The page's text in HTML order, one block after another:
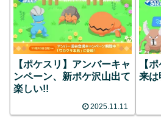
【ポケスリ】アンバーキャ
ンペーン、新ポケ沢山出て
楽しい!!
2025.11.11
【
来は